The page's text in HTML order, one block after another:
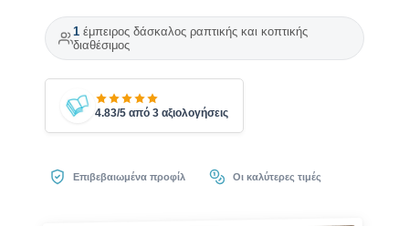
1έμπειρος δάσκαλος ραπτικής και κοπτικής
διαθέσιμος
4.83/5 από 3 αξιολογήσεις
Επιβεβαιωμένα προφίλ Οι καλύτερες τιμές